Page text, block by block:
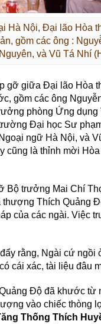
Hà Nội, Đại lão
gồm các ông :
và Vũ Tá Nhí
gỡ giữa Đại lão Hòa
gồm các ông
phòng Ứng
Đại học Sư
ngữ Hà Nội, và
cũng là thỉnh mời
Bộ trưởng Mai Chí
Thích Quảng
của các ngài. Việc
rằng, Ngài cứ
cái xác, tài liệu đâu
Độ đã khước từ
vào chiếc thòng
Thống Thích